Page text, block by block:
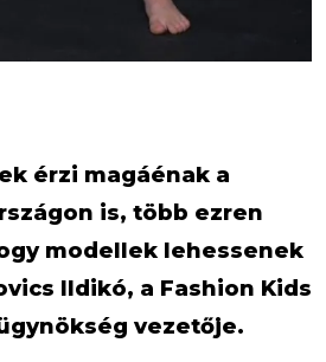
érzi magáénak a
is, több ezren
modellek lehessenek
Ildikó, a Fashion Kids
vezetője.